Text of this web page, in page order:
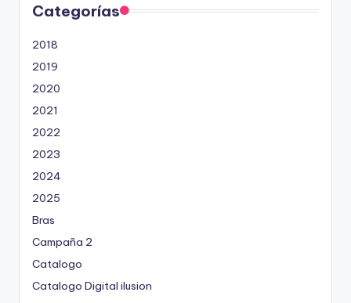
Categorías
2018
2019
2020
2021
2022
2023
2024
2025
Bras
Campaña 2
Catalogo
Catalogo Digital ilusion